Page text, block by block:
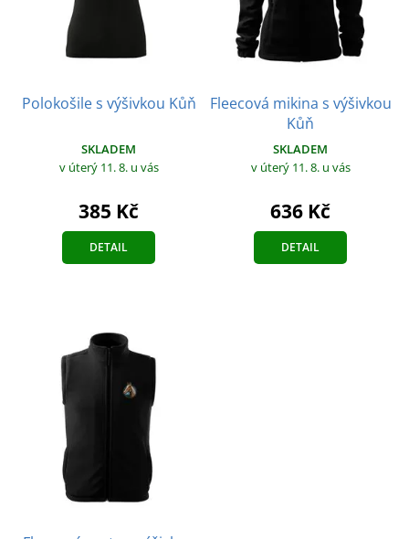
Polokošile s výšivkou Kůň
SKLADEM
v úterý 11. 8. u vás
385 Kč
DETAIL
Fleecová mikina s výšivkou
Kůň
SKLADEM
v úterý 11. 8. u vás
636 Kč
DETAIL